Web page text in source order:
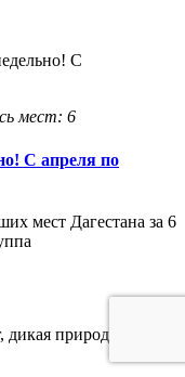
мест: 6
С апреля по
мест Дагестана за 6